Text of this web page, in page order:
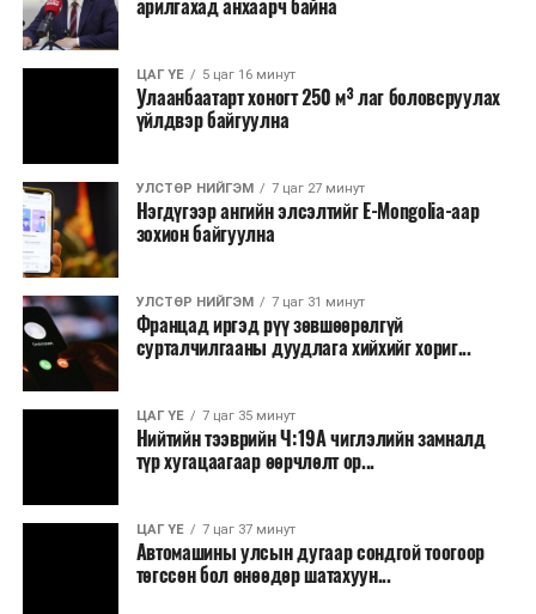
арилгахад анхаарч байна
ЦАГ ҮЕ 5 цаг 16 минут
Улаанбаатарт хоногт 250 м³ лаг боловсруулах
үйлдвэр байгуулна
УЛСТӨР НИЙГЭМ 7 цаг 27 минут
Нэгдүгээр ангийн элсэлтийг E-Mongolia-аар
зохион байгуулна
УЛСТӨР НИЙГЭМ 7 цаг 31 минут
Францад иргэд рүү зөвшөөрөлгүй
сурталчилгааны дуудлага хийхийг хориг...
ЦАГ ҮЕ 7 цаг 35 минут
Нийтийн тээврийн Ч:19А чиглэлийн замналд
түр хугацаагаар өөрчлөлт ор...
ЦАГ ҮЕ 7 цаг 37 минут
Автомашины улсын дугаар сондгой тоогоор
төгссөн бол өнөөдөр шатахуун...